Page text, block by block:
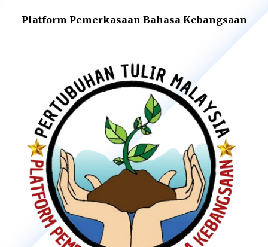
Platform Pemerkasaan Bahasa Kebangsaan